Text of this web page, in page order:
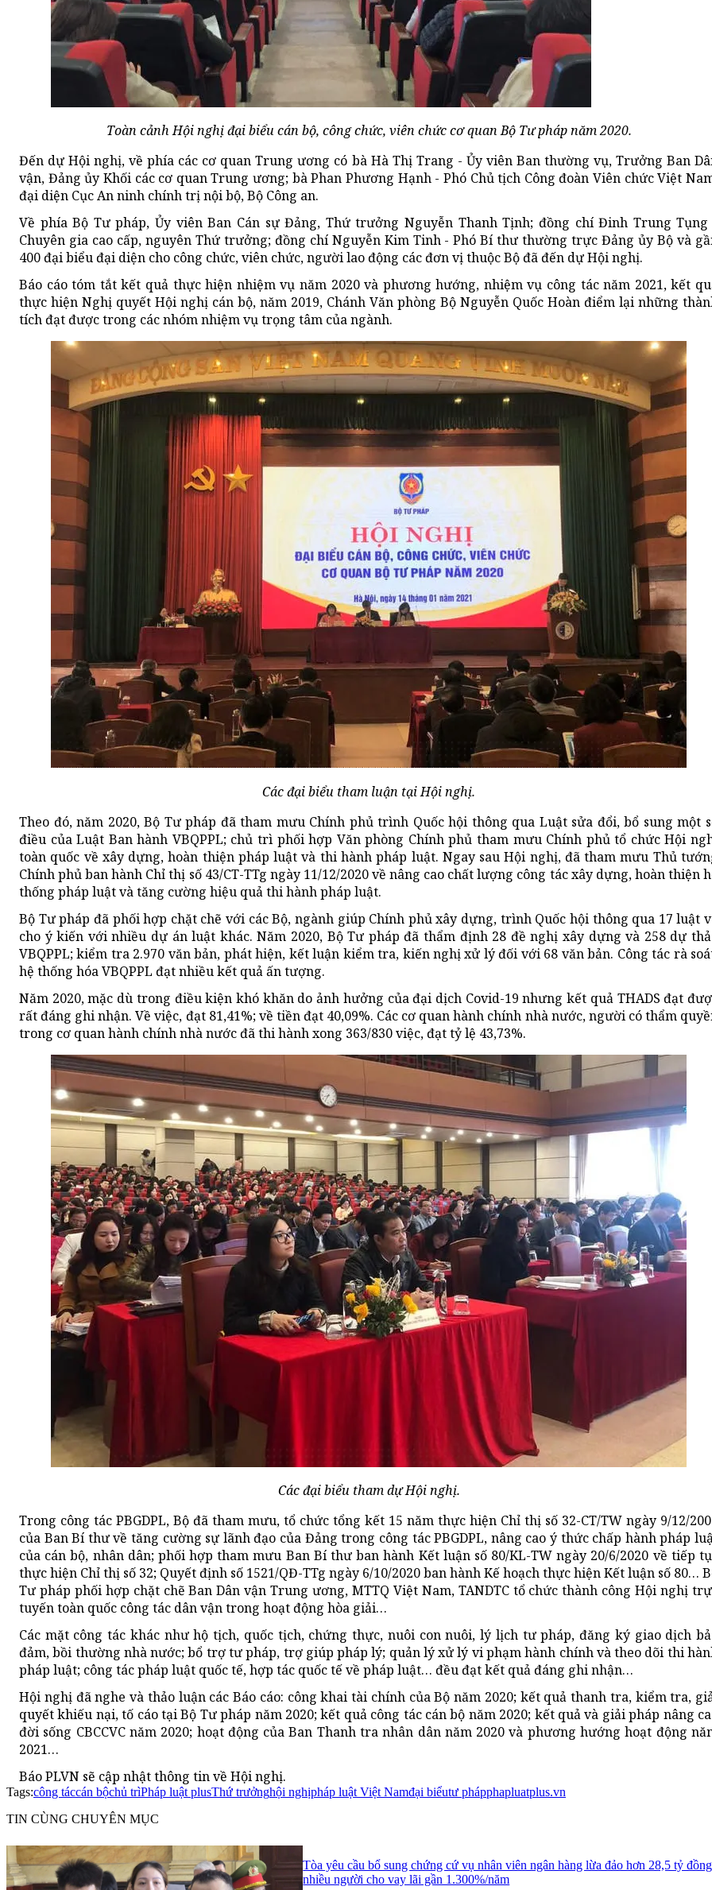
Toàn cảnh Hội nghị đại biểu cán bộ, công chức, viên chức cơ quan Bộ Tư pháp năm 2020.
Đến dự Hội nghị, về phía các cơ quan Trung ương có bà Hà Thị Trang - Ủy viên Ban thường vụ, Trưởng Ban
vận, Đảng ủy Khối các cơ quan Trung ương; bà Phan Phương Hạnh - Phó Chủ tịch Công đoàn Viên chức Việt
đại diện Cục An ninh chính trị nội bộ, Bộ Công an.
Về phía Bộ Tư pháp, Ủy viên Ban Cán sự Đảng, Thứ trưởng Nguyễn Thanh Tịnh; đồng chí Đinh Trung
Chuyên gia cao cấp, nguyên Thứ trưởng; đồng chí Nguyễn Kim Tinh - Phó Bí thư thường trực Đảng ủy Bộ và
400 đại biểu đại diện cho công chức, viên chức, người lao động các đơn vị thuộc Bộ đã đến dự Hội nghị.
Báo cáo tóm tắt kết quả thực hiện nhiệm vụ năm 2020 và phương hướng, nhiệm vụ công tác năm 2021, kết
thực hiện Nghị quyết Hội nghị cán bộ, năm 2019, Chánh Văn phòng Bộ Nguyễn Quốc Hoàn điểm lại những
tích đạt được trong các nhóm nhiệm vụ trọng tâm của ngành.
Các đại biểu tham luận tại Hội nghị.
Theo đó, năm 2020, Bộ Tư pháp đã tham mưu Chính phủ trình Quốc hội thông qua Luật sửa đổi, bổ sung một
điều của Luật Ban hành VBQPPL; chủ trì phối hợp Văn phòng Chính phủ tham mưu Chính phủ tổ chức Hội
toàn quốc về xây dựng, hoàn thiện pháp luật và thi hành pháp luật. Ngay sau Hội nghị, đã tham mưu Thủ
Chính phủ ban hành Chỉ thị số 43/CT-TTg ngày 11/12/2020 về nâng cao chất lượng công tác xây dựng, hoàn thiện
thống pháp luật và tăng cường hiệu quả thi hành pháp luật.
Bộ Tư pháp đã phối hợp chặt chẽ với các Bộ, ngành giúp Chính phủ xây dựng, trình Quốc hội thông qua 17 luật
cho ý kiến với nhiều dự án luật khác. Năm 2020, Bộ Tư pháp đã thẩm định 28 đề nghị xây dựng và 258 dự
VBQPPL; kiểm tra 2.970 văn bản, phát hiện, kết luận kiểm tra, kiến nghị xử lý đối với 68 văn bản. Công tác rà
hệ thống hóa VBQPPL đạt nhiều kết quả ấn tượng.
Năm 2020, mặc dù trong điều kiện khó khăn do ảnh hưởng của đại dịch Covid-19 nhưng kết quả THADS đạt
rất đáng ghi nhận. Về việc, đạt 81,41%; về tiền đạt 40,09%. Các cơ quan hành chính nhà nước, người có thẩm
trong cơ quan hành chính nhà nước đã thi hành xong 363/830 việc, đạt tỷ lệ 43,73%.
Các đại biểu tham dự Hội nghị.
Trong công tác PBGDPL, Bộ đã tham mưu, tổ chức tổng kết 15 năm thực hiện Chỉ thị số 32-CT/TW ngày 9/12/
của Ban Bí thư về tăng cường sự lãnh đạo của Đảng trong công tác PBGDPL, nâng cao ý thức chấp hành pháp
của cán bộ, nhân dân; phối hợp tham mưu Ban Bí thư ban hành Kết luận số 80/KL-TW ngày 20/6/2020 về tiếp
thực hiện Chỉ thị số 32; Quyết định số 1521/QĐ-TTg ngày 6/10/2020 ban hành Kế hoạch thực hiện Kết luận số 80…
Tư pháp phối hợp chặt chẽ Ban Dân vận Trung ương, MTTQ Việt Nam, TANDTC tổ chức thành công Hội nghị
tuyến toàn quốc công tác dân vận trong hoạt động hòa giải…
Các mặt công tác khác như hộ tịch, quốc tịch, chứng thực, nuôi con nuôi, lý lịch tư pháp, đăng ký giao dịch
đảm, bồi thường nhà nước; bổ trợ tư pháp, trợ giúp pháp lý; quản lý xử lý vi phạm hành chính và theo dõi thi
pháp luật; công tác pháp luật quốc tế, hợp tác quốc tế về pháp luật… đều đạt kết quả đáng ghi nhận…
Hội nghị đã nghe và thảo luận các Báo cáo: công khai tài chính của Bộ năm 2020; kết quả thanh tra, kiểm tra,
quyết khiếu nại, tố cáo tại Bộ Tư pháp năm 2020; kết quả công tác cán bộ năm 2020; kết quả và giải pháp nâng
đời sống CBCCVC năm 2020; hoạt động của Ban Thanh tra nhân dân năm 2020 và phương hướng hoạt động
2021…
Báo PLVN sẽ cập nhật thông tin về Hội nghị.
Tags:công táccán bộchủ trìPháp luật plusThứ trưởnghội nghịpháp luật Việt Namđại biểutư phápphapluatplus.vn
TIN CÙNG CHUYÊN MỤC
Tòa yêu cầu bổ sung chứng cứ vụ nhân viên ngân hàng lừa đảo hơn 28,5 tỷ
nhiều người cho vay lãi gần 1.300%/năm